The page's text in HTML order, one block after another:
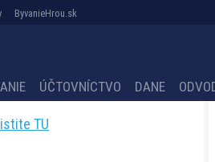
ByvanieHrou.sk
ÚČTOVNÍCTVO DANE
TU